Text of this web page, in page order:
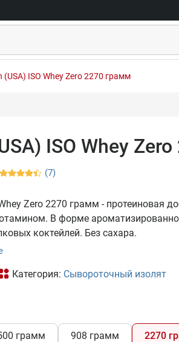
(USA) ISO Whey Zero 2270 грамм
ISO Whey
(7)
Zero 2270 грамм - протеиновая
В форме
коктейлей. Без сахара.
Категория: Сывороточный изолят
грамм 908 грамм 2270